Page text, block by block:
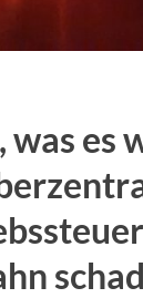
was es